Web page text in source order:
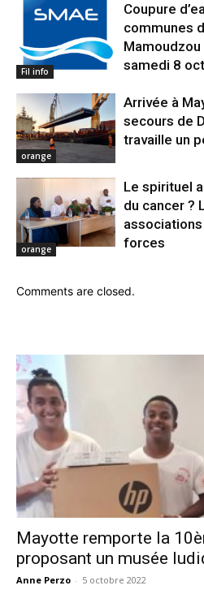
Fil info
Coupure
communes
Mamoudzou
samedi 8
orange
Arrivée à
secours de
travaille un
orange
Le spirituel
du cancer ?
forces
Comments are closed.
Mayotte remporte la
proposant un musée
Anne Perzo - 5 octobre 2022